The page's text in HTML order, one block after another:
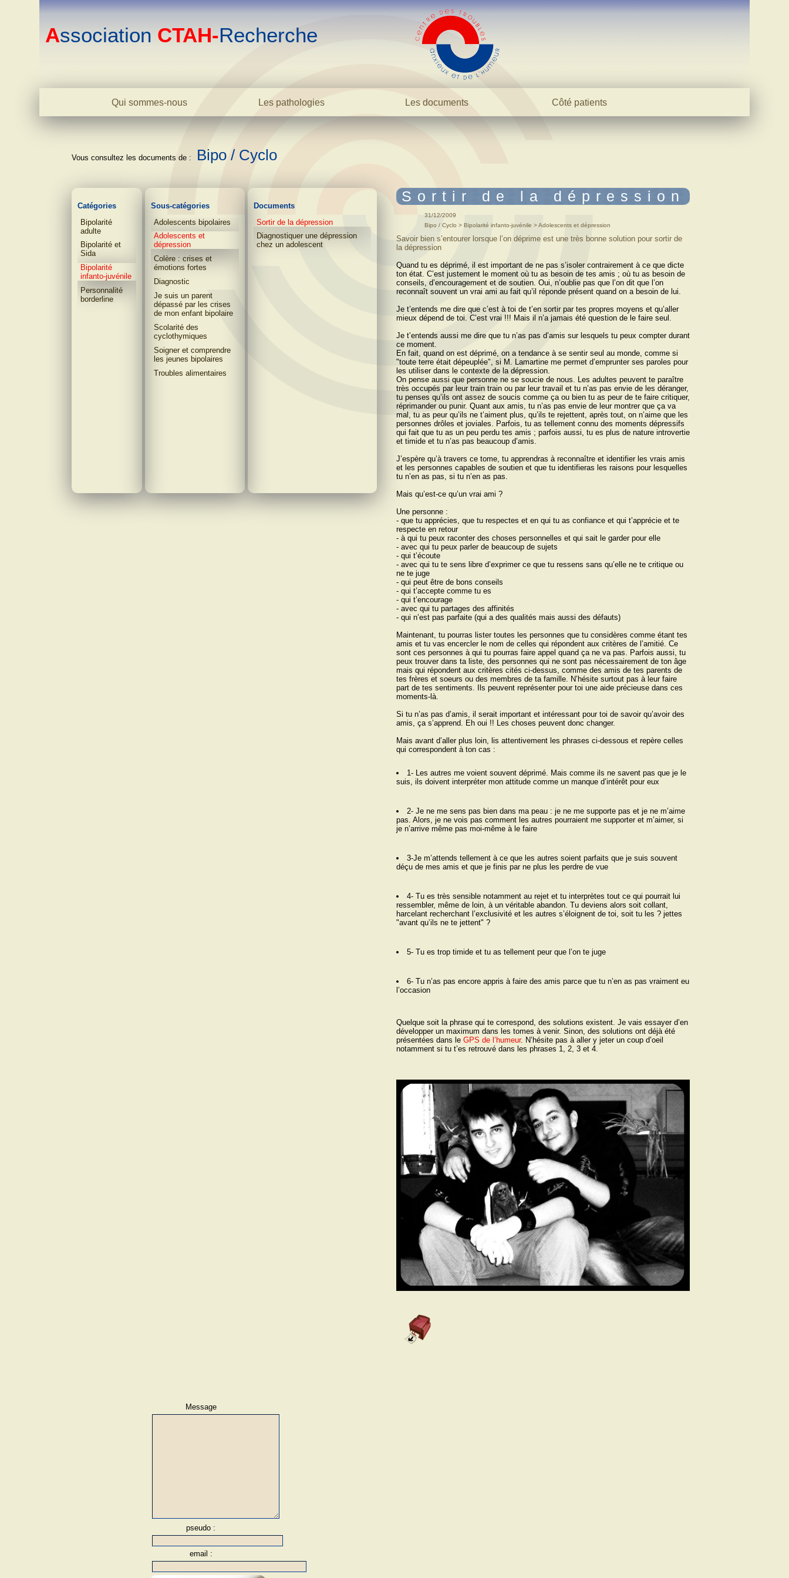
Association CTAH-Recherche
Qui sommes-nous Les pathologies
La cyclothymie
L'anxiété
L'addiction
Dictionnaire
Les documents
Cas cliniques
Rechercher
Côté patients
Bipo / Cyclo
Catégories
Bipolarité
adulte
Bipolarité et
Sida
Bipolarité
infanto-juvénile
Personnalité
borderline
Sous-catégories
Adolescents bipolaires
Adolescents et
dépression
Colère : crises et
émotions fortes
Diagnostic
Je suis un parent
dépassé par les crises
de mon enfant bipolaire
Scolarité des
cyclothymiques
Soigner et comprendre
les jeunes bipolaires
Troubles alimentaires
Documents
Sortir de la dépression
Diagnostiquer une dépression
chez un adolescent
Sortir de la dépression
31/12/2009
Bipo / Cyclo > Bipolarité infanto-juvénile > Adolescents et dépression
Savoir bien s’entourer lorsque lʼon déprime est une très bonne solution pour sortir de
la dépression
Quand tu es déprimé, il est important de ne pas s’isoler contrairement à ce que dicte
ton état. C’est justement le moment où tu as besoin de tes amis ; où tu as besoin de
conseils, d’encouragement et de soutien. Oui, n’oublie pas que l’on dit que l’on
reconnaît souvent un vrai ami au fait qu’il réponde présent quand on a besoin de lui.
Je t’entends me dire que c’est à toi de tʼen sortir par tes propres moyens et qu’aller
mieux dépend de toi. C’est vrai !!! Mais il n’a jamais été question de le faire seul.
Je tʼentends aussi me dire que tu n’as pas d’amis sur lesquels tu peux compter durant
ce moment.
En fait, quand on est déprimé, on a tendance à se sentir seul au monde, comme si
"toute terre était dépeuplée", si M. Lamartine me permet d’emprunter ses paroles pour
les utiliser dans le contexte de la dépression.
On pense aussi que personne ne se soucie de nous. Les adultes peuvent te paraître
très occupés par leur train train ou par leur travail et tu n’as pas envie de les déranger,
tu penses qu’ils ont assez de soucis comme ça ou bien tu as peur de te faire critiquer,
réprimander ou punir. Quant aux amis, tu n’as pas envie de leur montrer que ça va
mal, tu as peur qu’ils ne t’aiment plus, qu’ils te rejettent, après tout, on n’aime que les
personnes drôles et joviales. Parfois, tu as tellement connu des moments dépressifs
qui fait que tu as un peu perdu tes amis ; parfois aussi, tu es plus de nature introvertie
et timide et tu n’as pas beaucoup d’amis.
J’espère qu’à travers ce tome, tu apprendras à reconnaître et identifier les vrais amis
et les personnes capables de soutien et que tu identifieras les raisons pour lesquelles
tu n’en as pas, si tu n’en as pas.
Mais qu’est-ce qu’un vrai ami ?
Une personne :
- que tu apprécies, que tu respectes et en qui tu as confiance et qui t’apprécie et te
respecte en retour
- à qui tu peux raconter des choses personnelles et qui sait le garder pour elle
- avec qui tu peux parler de beaucoup de sujets
- qui t’écoute
- avec qui tu te sens libre d’exprimer ce que tu ressens sans qu’elle ne te critique ou
ne te juge
- qui peut être de bons conseils
- qui t’accepte comme tu es
- qui t’encourage
- avec qui tu partages des affinités
- qui n’est pas parfaite (qui a des qualités mais aussi des défauts)
Maintenant, tu pourras lister toutes les personnes que tu considères comme étant tes
amis et tu vas encercler le nom de celles qui répondent aux critères de l’amitié. Ce
sont ces personnes à qui tu pourras faire appel quand ça ne va pas. Parfois aussi, tu
peux trouver dans ta liste, des personnes qui ne sont pas nécessairement de ton âge
mais qui répondent aux critères cités ci-dessus, comme des amis de tes parents de
tes frères et soeurs ou des membres de ta famille. N’hésite surtout pas à leur faire
part de tes sentiments. Ils peuvent représenter pour toi une aide précieuse dans ces
moments-là.
Si tu n’as pas d’amis, il serait important et intéressant pour toi de savoir qu’avoir des
amis, ça s’apprend. Eh oui !! Les choses peuvent donc changer.
Mais avant d’aller plus loin, lis attentivement les phrases ci-dessous et repère celles
qui correspondent à ton cas :
1- Les autres me voient souvent déprimé. Mais comme ils ne savent pas que je le
suis, ils doivent interpréter mon attitude comme un manque d’intérêt pour eux
2- Je ne me sens pas bien dans ma peau : je ne me supporte pas et je ne m’aime
pas. Alors, je ne vois pas comment les autres pourraient me supporter et m’aimer, si
je n’arrive même pas moi-même à le faire
3-Je m’attends tellement à ce que les autres soient parfaits que je suis souvent
déçu de mes amis et que je finis par ne plus les perdre de vue
4- Tu es très sensible notamment au rejet et tu interprètes tout ce qui pourrait lui
ressembler, même de loin, à un véritable abandon. Tu deviens alors soit collant,
harcelant recherchant l’exclusivité et les autres s’éloignent de toi, soit tu les ? jettes
"avant qu’ils ne te jettent" ?
5- Tu es trop timide et tu as tellement peur que l’on te juge
6- Tu n’as pas encore appris à faire des amis parce que tu n’en as pas vraiment eu
l’occasion
Quelque soit la phrase qui te correspond, des solutions existent. Je vais essayer d’en
développer un maximum dans les tomes à venir. Sinon, des solutions ont déjà été
présentées dans le GPS de lʼhumeur. N’hésite pas à aller y jeter un coup d’oeil
notamment si tu t’es retrouvé dans les phrases 1, 2, 3 et 4.
Message
pseudo :
email :